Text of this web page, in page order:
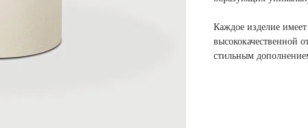
Каждое изделие
высококачественной
стильным